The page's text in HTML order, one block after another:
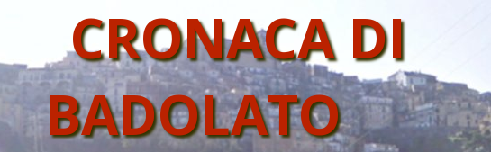
CRONACA DI
BADOLATO